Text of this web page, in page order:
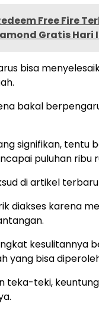
Free Fire
Gratis Hari
bisa
bakal
signifikan, tentu
puluhan ribu
di artikel
diakses karena
kesulitannya
yang bisa
teka-teki,